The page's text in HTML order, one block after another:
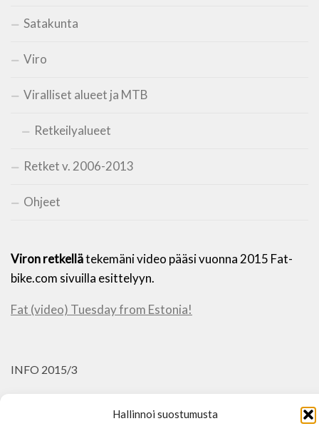
Hallinnoi suostumusta
Satakunta
Viro
Viralliset alueet ja MTB
Retkeilyalueet
Retket v. 2006-2013
Ohjeet
Viron retkellätekemäni video pääsi vuonna 2015 Fat-
bike.com sivuilla esittelyyn.
Fat (video) Tuesday from Estonia!
INFO 2015/3
ne sivut eivät enää toimi tietokannan kautta, joten osa